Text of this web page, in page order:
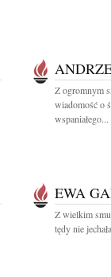
Z ogromnym
wiadomość o
wspaniałego...
EWA
Z wielkim
tędy nie